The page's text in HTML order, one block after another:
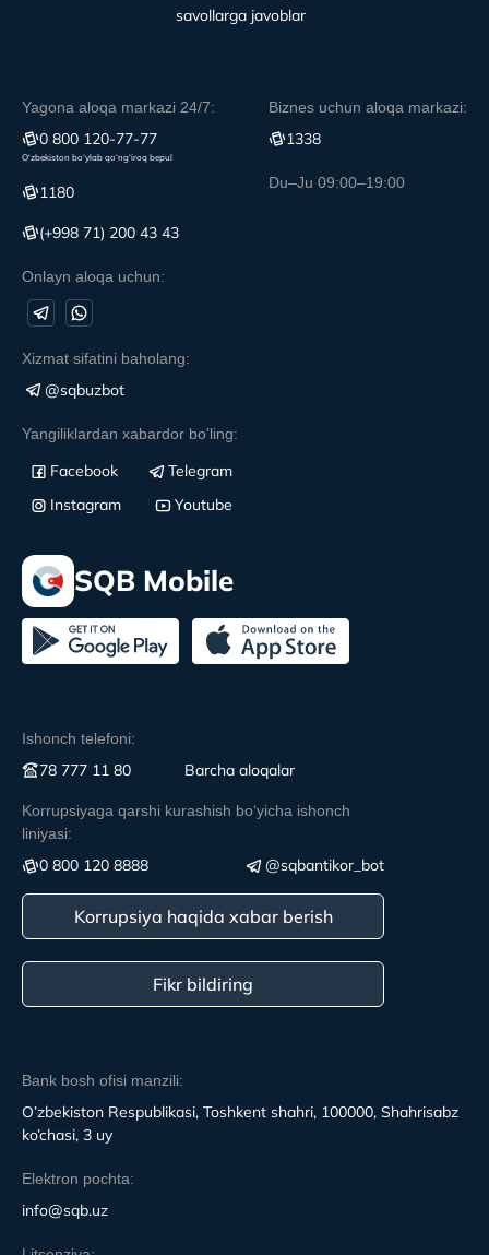
Bank bosh ofisi manzili:
O’zbekiston Respublikasi, Toshkent shahri, 100000, Shahrisabz
ko’chasi, 3 uy
Elektron pochta:
info@sqb.uz
savollarga javoblar
Yagona aloqa markazi 24/7:
0 800 120-77-77
O‘zbekiston bo‘ylab qo‘ng‘iroq bepul
1180
(+998 71) 200 43 43
Onlayn aloqa uchun:
Biznes uchun aloqa markazi:
1338
Du–Ju 09:00–19:00
Xizmat sifatini baholang:
@sqbuzbot
Yangiliklardan xabardor bo'ling:
Facebook
Telegram
Instagram
Youtube
SQB Mobile
Ishonch telefoni:
78 777 11 80 Вarcha aloqalar
Korrupsiyaga qarshi kurashish boʻyicha ishonch
liniyasi:
0 800 120 8888 @sqbantikor_bot
Korrupsiya haqida xabar berish
Fikr bildiring